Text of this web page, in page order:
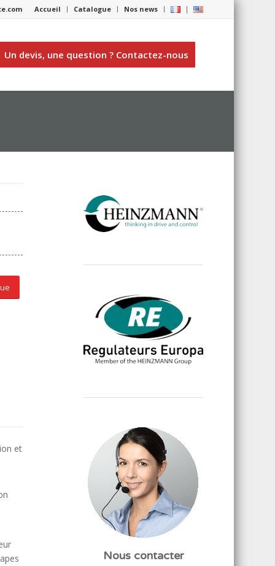
Accueil Catalogue Nos news
Un devis, une question ? Contactez-nous
et
Nous contacter